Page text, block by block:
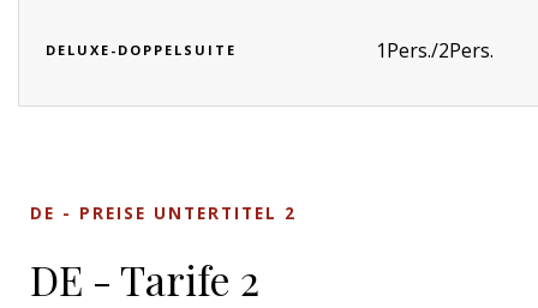
DELUXE-DOPPELSUITE 1Pers./2Pers.
DE - PREISE UNTERTITEL 2
DE - Tarife 2